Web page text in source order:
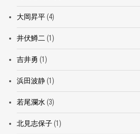
大岡昇平(4)
井伏鱒二 (1)
吉井勇 (1)
浜田波静(1)
若尾瀾水 (3)
北見志保子(1)